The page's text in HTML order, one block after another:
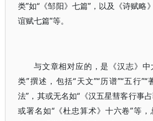
类”如“《邹阳》七篇”，以及《诗赋略
谊赋七篇”等。
与文章相对应的，是《汉志》中
类”撰述，包括“天文”“历谱”“五行”“
法”，其或无名如“《汉五星彗客行事占
或署名如“《杜忠算术》十六卷”等，